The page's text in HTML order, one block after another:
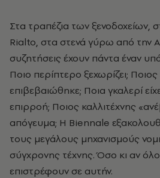
Στα τραπέζια των ξενοδοχείων,
Rialto, στα στενά γύρω από την
συζητήσεις έχουν πάντα έναν
Ποιο περίπτερο ξεχωρίζει;
επιβεβαιώθηκε; Ποια γκαλερί
επιρροή; Ποιος καλλιτέχνης
απόγευμα; Η Biennale
τους μεγάλους μηχανισμούς
σύγχρονης τέχνης. Όσο κι αν
επιστρέφουν σε αυτήν.